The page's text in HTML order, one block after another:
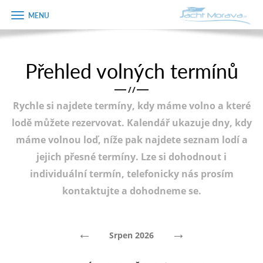
Úvodní strana
Plán plavby
Tipy na výlet
Fotogalerie
Zobrazit
menu
Přehled volných termínů
/ /
Rychle si najdete termíny, kdy máme volno a které
lodě můžete rezervovat. Kalendář ukazuje dny, kdy
máme volnou loď, níže pak najdete seznam lodí a
jejich přesné termíny. Lze si dohodnout i
individuální termín, telefonicky nás prosím
kontaktujte a dohodneme se.
← Srpen 2026 →
Objednávka
dárkového
Jméno
Telefon
E-mail